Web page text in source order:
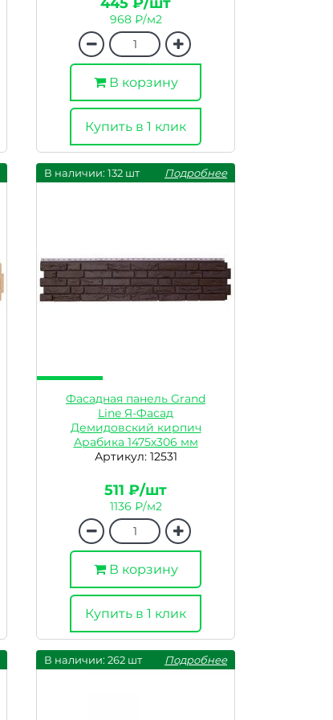
968 ₽/м2
В корзину
Купить в 1 клик
В наличии: 132 шт Подробнее
Фасадная панель Grand
Line Я-Фасад
Демидовский кирпич
Арабика 1475х306 мм
Артикул: 12531
511 ₽/шт
1136 ₽/м2
В корзину
Купить в 1 клик
В наличии: 262 шт Подробнее